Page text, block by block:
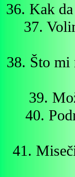
36. Kak
37.
38. Što
39.
40.
41.